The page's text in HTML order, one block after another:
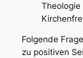
Folgende
zu positiven